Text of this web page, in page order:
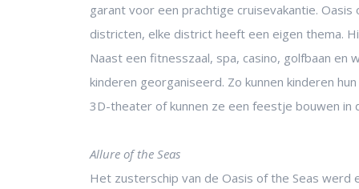
garant voor een prachtige cruisevakantie.
districten, elke district heeft een eigen thema.
Naast een fitnesszaal, spa, casino, golfbaan
kinderen georganiseerd. Zo kunnen kinderen
3D-theater of kunnen ze een feestje bouwen in
Allure of the Seas
Het zusterschip van de Oasis of the Seas